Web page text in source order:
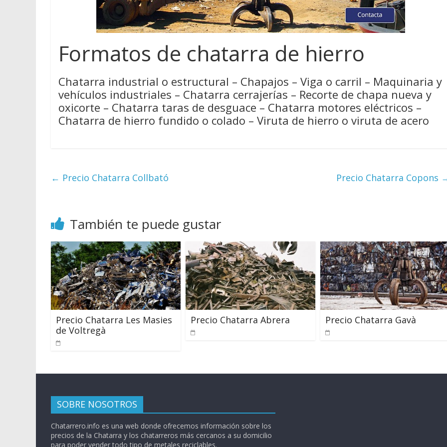
Formatos de chatarra de hierro
Chatarra industrial o estructural – Chapajos – Viga o carril – Maquinaria y
vehículos industriales – Chatarra cerrajerías – Recorte de chapa nueva y
oxicorte – Chatarra taras de desguace – Chatarra motores eléctricos –
Chatarra de hierro fundido o colado – Viruta de hierro o viruta de acero
← Precio Chatarra Collbató Precio Chatarra Copons
También te puede gustar
Precio Chatarra Les Masies
de Voltregà
Precio Chatarra Abrera Precio Chatarra Gavà
SOBRE NOSOTROS
Chatarrero.info es una web donde ofrecemos información sobre los
precios de la Chatarra y los chatarreros más cercanos a su domicilio
para poder vender todo tipo de metales reciclables.